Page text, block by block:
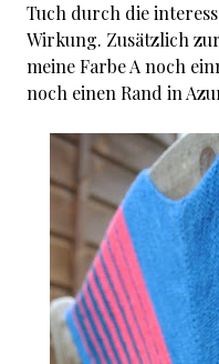
Tuch durch die
Wirkung. Zusätzlich
meine Farbe A noch
noch einen Rand in